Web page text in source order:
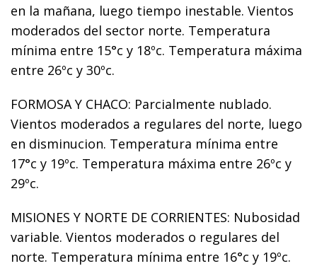
en la mañana, luego tiempo inestable. Vientos
moderados del sector norte. Temperatura
mínima entre 15°c y 18ºc. Temperatura máxima
entre 26ºc y 30ºc.
FORMOSA Y CHACO: Parcialmente nublado.
Vientos moderados a regulares del norte, luego
en disminucion. Temperatura mínima entre
17°c y 19ºc. Temperatura máxima entre 26ºc y
29ºc.
MISIONES Y NORTE DE CORRIENTES: Nubosidad
variable. Vientos moderados o regulares del
norte. Temperatura mínima entre 16°c y 19ºc.